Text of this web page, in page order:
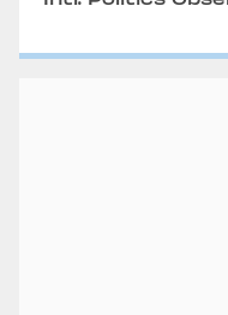
Alexandru Fordea